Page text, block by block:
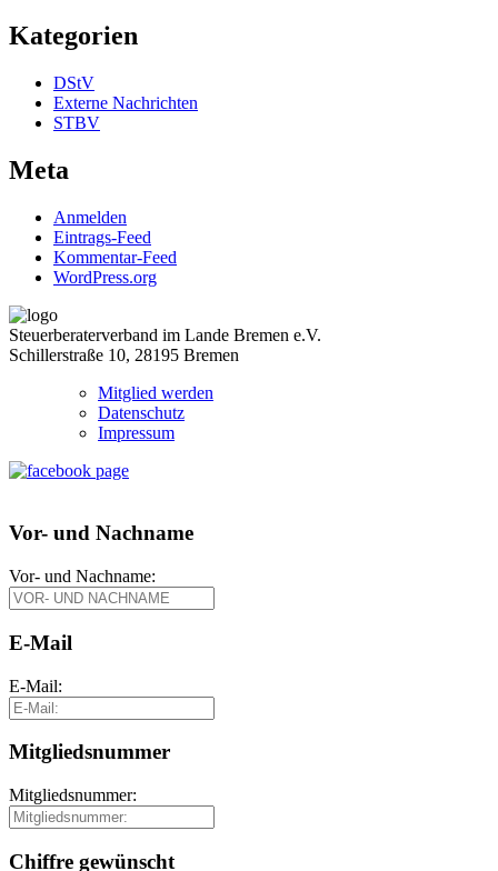
Kategorien
DStV
Externe Nachrichten
STBV
Meta
Anmelden
Eintrags-Feed
Kommentar-Feed
WordPress.org
Steuerberaterverband im Lande Bremen e.V.
Schillerstraße 10, 28195 Bremen
Mitglied werden
Datenschutz
Impressum
Vor- und Nachname
Vor- und Nachname:
E-Mail
E-Mail:
Mitgliedsnummer
Mitgliedsnummer:
Chiffre gewünscht